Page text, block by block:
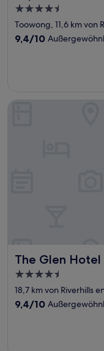
4.5-
Sterne-
Unterkunft
Toowong, 11,6 km von
9.4
9,4/10
The Glen Hotel
The Glen Hotel &
4.5-
Sterne-
Unterkunft
18,7 km von Riverhills
9.4
9,4/10
The Glen Hotel &